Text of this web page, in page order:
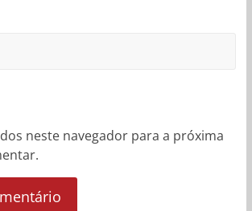
neste navegador para a próxima